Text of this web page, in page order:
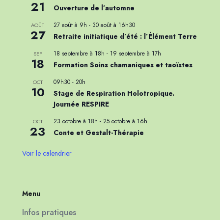
21 Ouverture de l’automne
AOÛT
27
27 août à 9h - 30 août à 16h30
Retraite initiatique d’été : l’Élément Terre
SEP
18
18 septembre à 18h - 19 septembre à 17h
Formation Soins chamaniques et taoïstes
OCT
10
09h30- 20h
Stage de Respiration Holotropique.
Journée RESPIRE
OCT
23
23 octobre à 18h - 25 octobre à 16h
Conte et Gestalt-Thérapie
Voir le calendrier
Menu
Infos pratiques